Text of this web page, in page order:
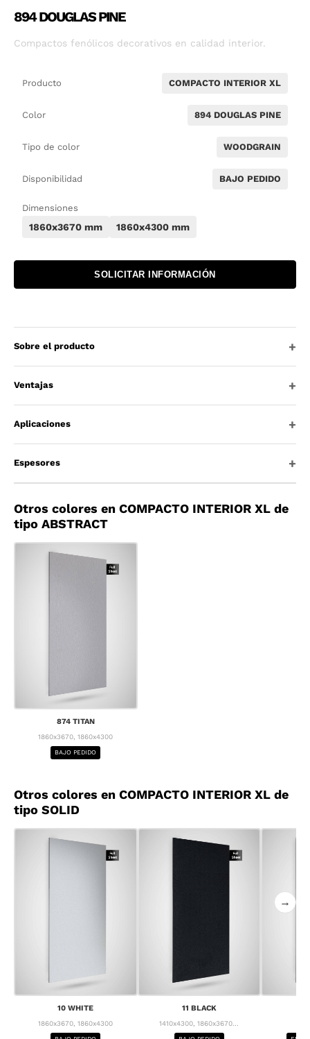
894 DOUGLAS PINE
Compactos fenólicos decorativos en calidad interior.
Producto COMPACTO INTERIOR XL
Color 894 DOUGLAS PINE
Tipo de color WOODGRAIN
Disponibilidad BAJO PEDIDO
Dimensiones
1860x3670 mm 1860x4300 mm
SOLICITAR INFORMACIÓN
Sobre el producto
Ventajas
Aplicaciones
Espesores
Otros colores en COMPACTO INTERIOR XL de
tipo ABSTRACT
874 TITAN
1860x3670, 1860x4300
BAJO PEDIDO
Otros colores en COMPACTO INTERIOR XL de
tipo SOLID
10 WHITE
1860x3670, 1860x4300
11 BLACK
1410x4300, 1860x3670...
→